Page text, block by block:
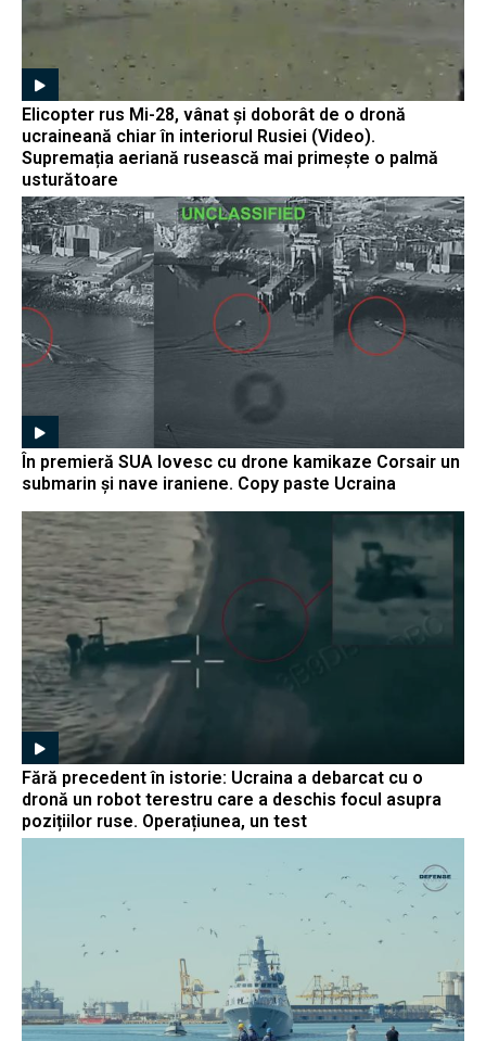
Elicopter rus Mi-28, vânat și doborât de o dronă
ucraineană chiar în interiorul Rusiei (Video).
Supremația aeriană rusească mai primește o palmă
usturătoare
În premieră SUA lovesc cu drone kamikaze Corsair un
submarin și nave iraniene. Copy paste Ucraina
Fără precedent în istorie: Ucraina a debarcat cu o
dronă un robot terestru care a deschis focul asupra
pozițiilor ruse. Operațiunea, un test